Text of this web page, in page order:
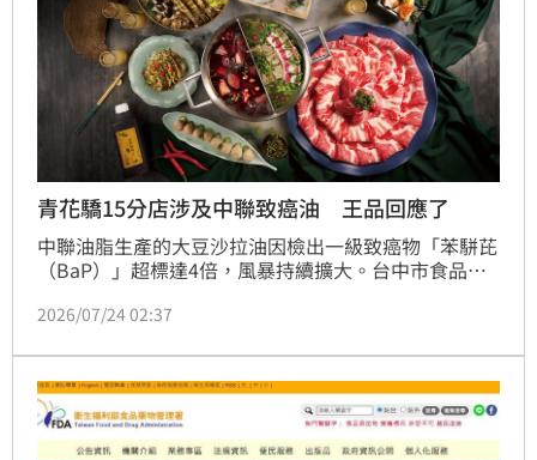
青花驕15分店涉及中聯致癌油 王品回應了
中聯油脂生產的大豆沙拉油因檢出一級致癌物「苯駢芘
（BaP）」超標達4倍，風暴持續擴大。台中市食品藥
受影響業者新增16家，上升至255家，其中15家王品旗
回應。
2026/07/24 02:37